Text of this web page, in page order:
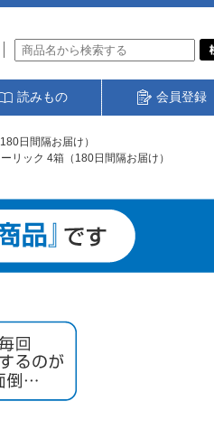
読みもの 会員登録
日間隔お届け）
リック 4箱（180日間隔お届け）